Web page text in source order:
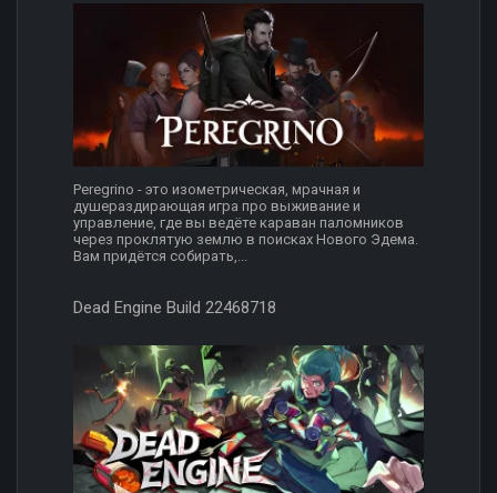
Peregrino - это изометрическая, мрачная и
душераздирающая игра про выживание и
управление, где вы ведёте караван паломников
через проклятую землю в поисках Нового Эдема.
Вам придётся собирать,...
Dead Engine Build 22468718